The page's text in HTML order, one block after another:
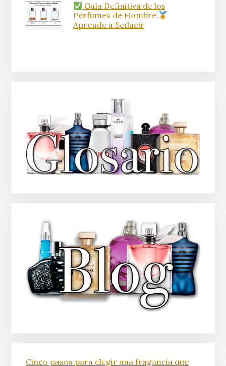
Guía Definitiva de los
Perfumes de Hombre
Aprende a Seducir
Cinco pasos para elegir una fragancia que